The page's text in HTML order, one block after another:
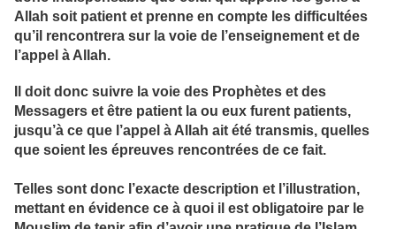
Allah soit patient et prenne en compte les difficultées
qu’il rencontrera sur la voie de l’enseignement et de
l’appel à Allah.
Il doit donc suivre la voie des Prophètes et des
Messagers et être patient la ou eux furent patients,
jusqu’à ce que l’appel à Allah ait été transmis, quelles
que soient les épreuves rencontrées de ce fait.
Telles sont donc l’exacte description et l’illustration,
mettant en évidence ce à quoi il est obligatoire par le